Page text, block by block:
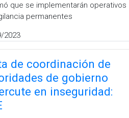
que se implementarán operativos
permanentes
2023
de coordinación de
de gobierno
en inseguridad: